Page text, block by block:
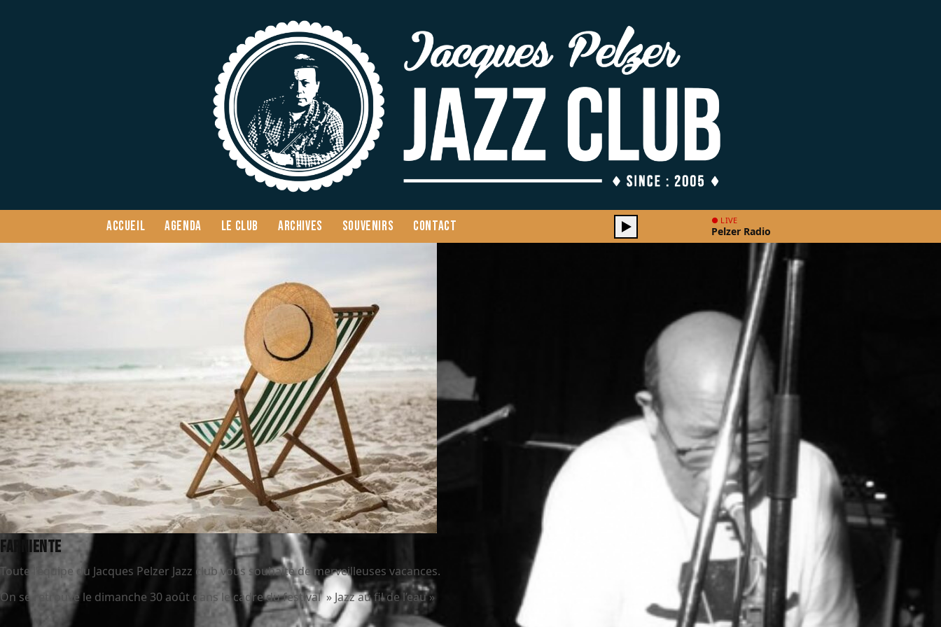
ACCUEIL AGENDA LE CLUB ARCHIVES SOUVENIRS CONTACT ● LIVE
Pelzer Radio
Farniente
Toute l’équipe du Jacques Pelzer Jazz club vous souhaite de merveilleuses vacances.
On se retrouve le dimanche 30 août dans le cadre du festival » Jazz au fil de l’eau »